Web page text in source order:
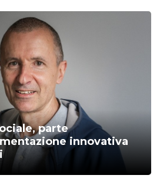
parte
innovativa